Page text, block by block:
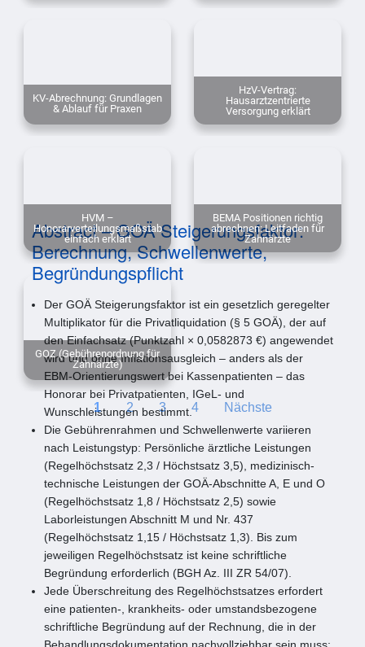
KV-Abrechnung: Grundlagen
& Ablauf für Praxen
HzV-Vertrag:
Hausarztzentrierte
Versorgung erklärt
HVM –
Honorarverteilungsmaßstab
einfach erklärt
BEMA Positionen richtig
abrechnen: Leitfaden für
Zahnärzte
GOZ (Gebührenordnung für
Zahnärzte)
1 2 3 4 Nächste
Abstract – GOÄ Steigerungsfaktor:
Berechnung, Schwellenwerte,
Begründungspflicht
Der GOÄ Steigerungsfaktor ist ein gesetzlich geregelter
Multiplikator für die Privatliquidation (§ 5 GOÄ), der auf
den Einfachsatz (Punktzahl × 0,0582873 €) angewendet
wird und ohne Inflationsausgleich – anders als der
EBM-Orientierungswert bei Kassenpatienten – das
Honorar bei Privatpatienten, IGeL- und
Wunschleistungen bestimmt.
Die Gebührenrahmen und Schwellenwerte variieren
nach Leistungstyp: Persönliche ärztliche Leistungen
(Regelhöchstsatz 2,3 / Höchstsatz 3,5), medizinisch-
technische Leistungen der GOÄ-Abschnitte A, E und O
(Regelhöchstsatz 1,8 / Höchstsatz 2,5) sowie
Laborleistungen Abschnitt M und Nr. 437
(Regelhöchstsatz 1,15 / Höchstsatz 1,3). Bis zum
jeweiligen Regelhöchstsatz ist keine schriftliche
Begründung erforderlich (BGH Az. III ZR 54/07).
Jede Überschreitung des Regelhöchstsatzes erfordert
eine patienten-, krankheits- oder umstandsbezogene
schriftliche Begründung auf der Rechnung, die in der
Behandlungsdokumentation nachvollziehbar sein muss;